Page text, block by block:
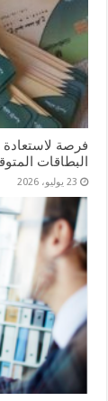
فرصة
البطاقات
23 يوليو، 2026